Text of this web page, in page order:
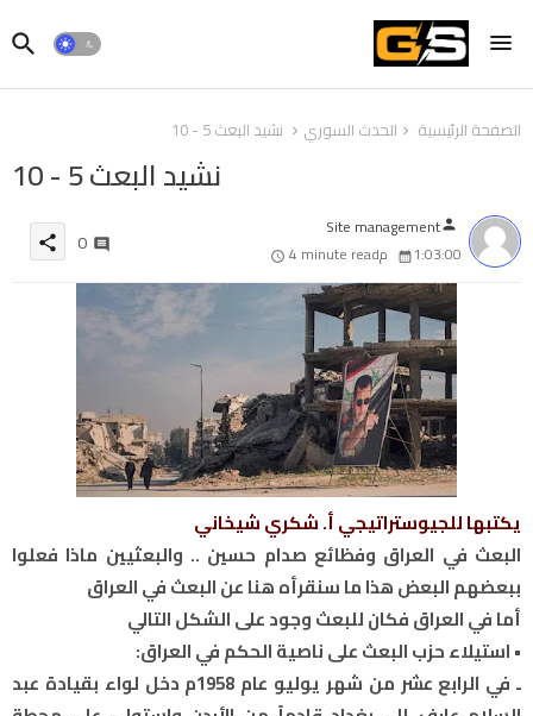
الصفحة الرئيسية الحدث السوري نشيد البعث 5 - 10
نشيد البعث 5 - 10
person
Site management
1:03:00 م
4 minute read
0
share
يكتبها للجيوستراتيجي أ. شكري شيخاني
البعث في العراق وفظائع صدام حسين .. والبعثيين ماذا فعلوا
ببعضهم البعض هذا ما سنقرأه هنا عن البعث في العراق
أما في العراق فكان للبعث وجود على الشكل التالي
• استيلاء حزب البعث على ناصية الحكم في العراق:
ـ في الرابع عشر من شهر يوليو عام 1958م دخل لواء بقيادة عبد